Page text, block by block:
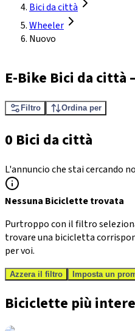
Bici da città
Wheeler
Nuovo
E-Bike Bici da città –
Filtro Ordina per
0 Bici da città
L'annuncio che stai cercando
Nessuna Biciclette trovata
Purtroppo con il filtro
trovare una bicicletta
per voi.
Azzera il filtro Imposta un
Biciclette più